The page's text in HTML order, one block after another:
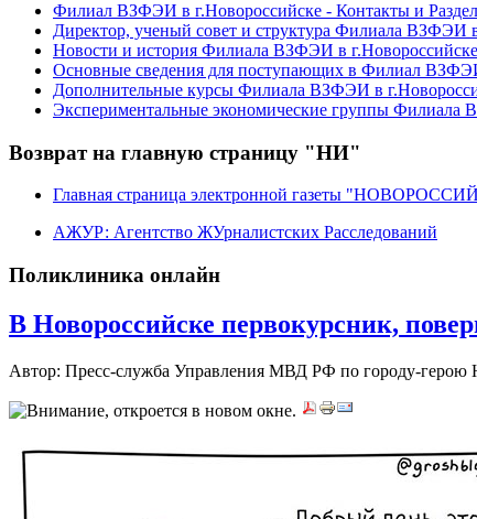
Филиал ВЗФЭИ в г.Новороссийске - Контакты и
Директор, ученый совет и структура Филиала ВЗФЭИ
Новости и история Филиала ВЗФЭИ в г.Новороссийске
Основные сведения для поступающих в Филиал
Дополнительные курсы Филиала ВЗФЭИ в
Экспериментальные экономические группы Филиала
Возврат на главную страницу "НИ"
Главная страница электронной газеты
АЖУР: Агентство ЖУрналистских Расследований
Поликлиника онлайн
В Новороссийске первокурсник,
Автор: Пресс-служба Управления МВД РФ по городу-герою